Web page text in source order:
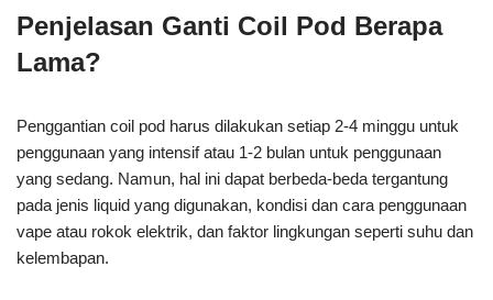
Penjelasan Ganti Coil Pod Berapa
Lama?
Penggantian coil pod harus dilakukan setiap 2-4 minggu untuk
penggunaan yang intensif atau 1-2 bulan untuk penggunaan
yang sedang. Namun, hal ini dapat berbeda-beda tergantung
pada jenis liquid yang digunakan, kondisi dan cara penggunaan
vape atau rokok elektrik, dan faktor lingkungan seperti suhu dan
kelembapan.